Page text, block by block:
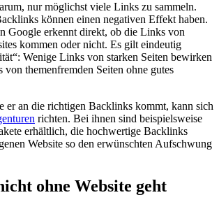
nur möglichst viele Links zu sammeln.
können einen negativen Effekt haben.
Google erkennt direkt, ob die Links von
kommen oder nicht. Es gilt eindeutig
Wenige Links von starken Seiten bewirken
von themenfremden Seiten ohne gutes
er an die richtigen Backlinks kommt, kann sich
richten. Bei ihnen sind beispielsweise
erhältlich, die hochwertige Backlinks
Website so den erwünschten Aufschwung
ohne Website geht